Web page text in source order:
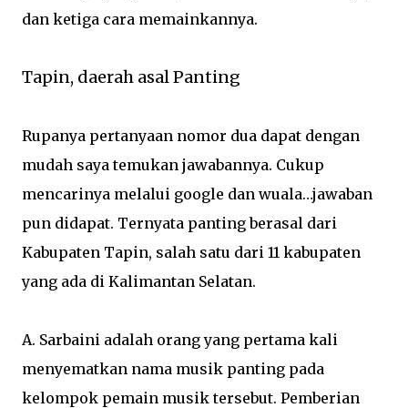
dan ketiga cara memainkannya.
Tapin, daerah asal Panting
Rupanya pertanyaan nomor dua dapat dengan
mudah saya temukan jawabannya. Cukup
mencarinya melalui google dan wuala…jawaban
pun didapat. Ternyata panting berasal dari
Kabupaten Tapin, salah satu dari 11 kabupaten
yang ada di Kalimantan Selatan.
A. Sarbaini adalah orang yang pertama kali
menyematkan nama musik panting pada
kelompok pemain musik tersebut. Pemberian